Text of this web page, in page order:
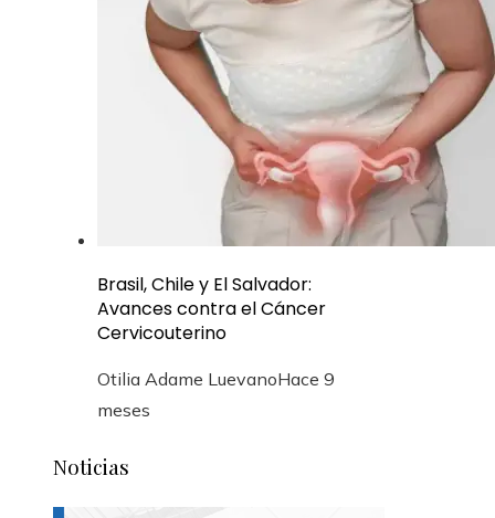
Brasil, Chile y El Salvador:
Avances contra el Cáncer
Cervicouterino
Otilia Adame LuevanoHace 9
meses
Noticias